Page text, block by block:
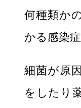
何種類か
かる感染症
細菌が原
をしたり